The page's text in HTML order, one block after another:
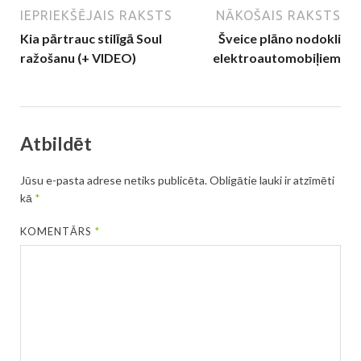
IEPRIEKŠĒJAIS RAKSTS
Kia pārtrauc stilīgā Soul
ražošanu (+ VIDEO)
NĀKOŠAIS RAKSTS
Šveice plāno nodokli
elektroautomobiļiem
Atbildēt
Jūsu e-pasta adrese netiks publicēta.Obligātie lauki ir atzīmēti
kā *
KOMENTĀRS*